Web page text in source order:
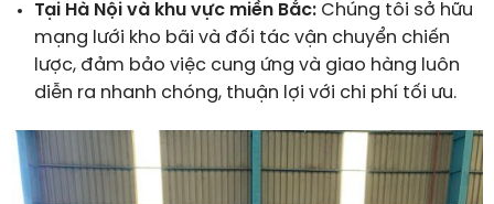
Tại Hà Nội và khu vực miền Bắc:Chúng tôi sở hữu
mạng lưới kho bãi và đối tác vận chuyển chiến
lược, đảm bảo việc cung ứng và giao hàng luôn
diễn ra nhanh chóng, thuận lợi với chi phí tối ưu.